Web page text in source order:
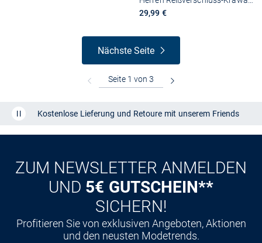
29,99 €
Nächste Seite
Kostenlose Lieferung und Retoure mit unserem Friends
CLUB
ZUM NEWSLETTER ANMELDEN
UND 5€ GUTSCHEIN**
SICHERN!
Profitieren Sie von exklusiven Angeboten, Aktionen
und den neusten Modetrends.